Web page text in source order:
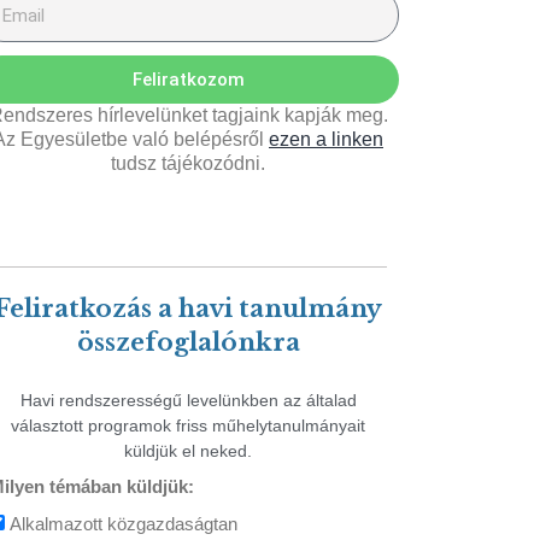
Feliratkozom
hírlevelünket tagjaink kapják meg.
Egyesületbe való belépésről ezen a linken
tudsz tájékozódni.
a havi tanulmány
összefoglalónkra
Havi rendszerességű levelünkben az általad
választott programok friss műhelytanulmányait
küldjük el neked.
témában küldjük:
Alkalmazott közgazdaságtan